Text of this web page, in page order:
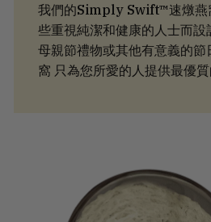
我們的Simply Swift™速燉燕
些重視純潔和健康的人士而設
母親節禮物或其他有意義的節
窩 只為您所愛的人提供最優質